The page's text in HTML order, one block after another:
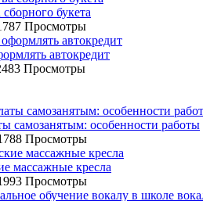
букета
Просмотры
автокредит
Просмотры
самозанятым: особенности работы
Просмотры
массажные кресла
Просмотры